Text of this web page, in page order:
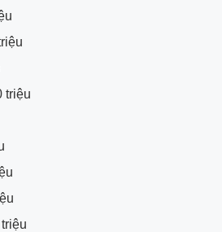
triệu